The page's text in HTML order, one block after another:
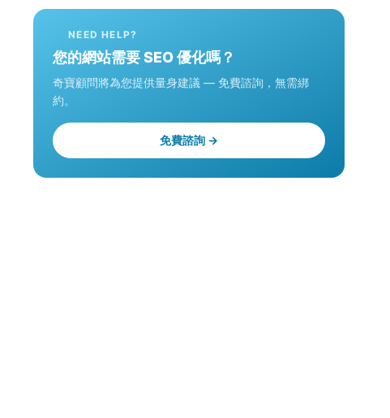
NEED HELP?
您的網站需要 SEO 優化嗎？
奇寶顧問將為您提供量身建議 — 免費諮詢，無需綁
約。
免費諮詢 →